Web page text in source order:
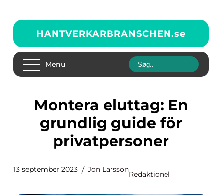
HANTVERKARBRANSCHEN.se
Menu
Montera eluttag: En
grundlig guide för
privatpersoner
13 september 2023 Jon Larsson
Redaktionel